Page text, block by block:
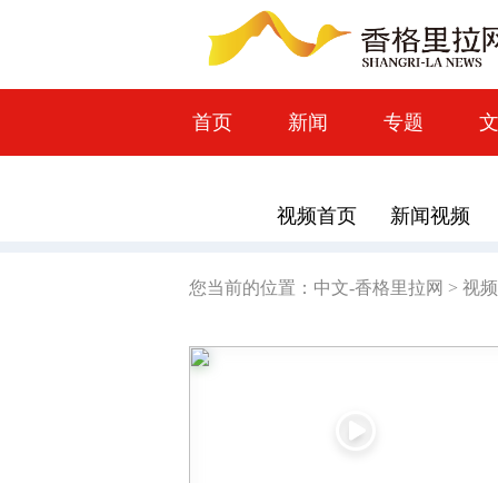
首页 新闻 专题
视频首页 新闻视频
您当前的位置： 中文-香格里拉网 > 视频